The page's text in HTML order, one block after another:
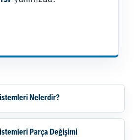
Nelerdir?
Parça Değişimi